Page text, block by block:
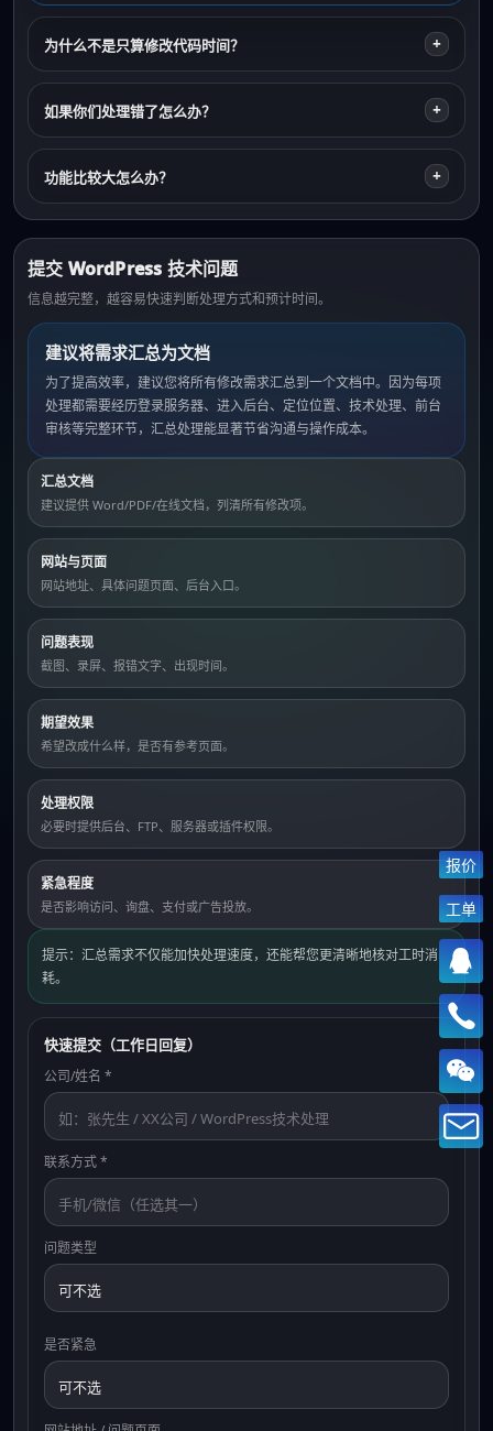
为什么不是只算修改代码时间？ +
如果你们处理错了怎么办？ +
功能比较大怎么办？ +
提交 WordPress 技术问题
信息越完整，越容易快速判断处理方式和预计时间。
建议将需求汇总为文档
为了提高效率，建议您将所有修改需求汇总到一个文档中。因为每项
处理都需要经历登录服务器、进入后台、定位位置、技术处理、前台
审核等完整环节，汇总处理能显著节省沟通与操作成本。
汇总文档
建议提供 Word/PDF/在线文档，列清所有修改项。
网站与页面
网站地址、具体问题页面、后台入口。
问题表现
截图、录屏、报错文字、出现时间。
期望效果
希望改成什么样，是否有参考页面。
处理权限
必要时提供后台、FTP、服务器或插件权限。
紧急程度
是否影响访问、询盘、支付或广告投放。
提示：汇总需求不仅能加快处理速度，还能帮您更清晰地核对工时消
耗。
快速提交（工作日回复）
公司/姓名 *
联系方式 *
问题类型
是否紧急
报价
工单